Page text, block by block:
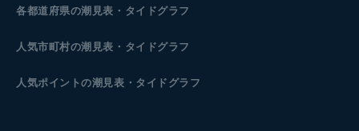
各都道府県の潮見表 ・タイドグラフ
人気市町村の潮見表・タイドグラフ
人気ポイントの潮見表・タイドグラフ